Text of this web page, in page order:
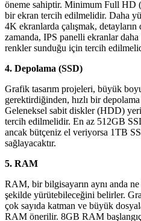
öneme sahiptir. Minimum Full HD
bir ekran tercih edilmelidir. Daha
4K ekranlarda çalışmak,
zamanda, IPS panelli ekranlar daha
renkler sunduğu için tercih
4. Depolama (SSD)
Grafik tasarım projeleri, büyük
gerektirdiğinden, hızlı bir
Geleneksel sabit diskler (HDD)
tercih edilmelidir. En az 512GB
ancak bütçeniz el veriyorsa 1TB
sağlayacaktır.
5. RAM
RAM, bir bilgisayarın aynı anda
şekilde yürütebileceğini belirler.
çok sayıda katman ve büyük
RAM önerilir. 8GB RAM